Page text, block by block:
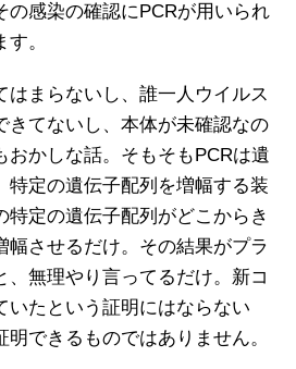
の感染の確認にPCRが用いられ
。
はまらないし、誰一人ウイルス
きてないし、本体が未確認なの
おかしな話。そもそもPCRは遺
特定の遺伝子配列を増幅する装
特定の遺伝子配列がどこからき
幅させるだけ。その結果がプラ
、無理やり言ってるだけ。新コ
いたという証明にはならない
できるものではありません。